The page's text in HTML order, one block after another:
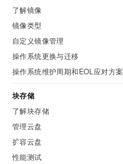
了解镜像
镜像类型
自定义镜像管理
操作系统更换与迁移
操作系统维护周期和EOL应对方案
块存储
了解块存储
管理云盘
扩容云盘
性能测试
企业服务与云通信
域名与网站
终端用户计算
Serverless
开发工具
迁移与运维管理